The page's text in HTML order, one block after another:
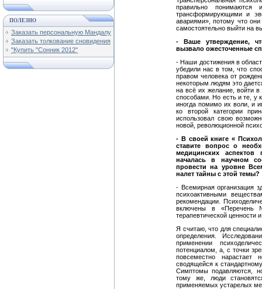
ПОЛЕЗНО
Заказать персональную Мандалу
Заказать толкование сновидения
"Купить "Сонник 2012"
правильно понимаются
трансформирующими и
авариями», потому что
самостоятельно выйти на
- Ваше утверждение,
вызвало ожесточенные
- Наши достижения в
убедили нас в том, что
правом человека от
некоторым людям это
на всё их желание, войти
способами. Но есть и те, у
иногда помимо их воли, и
ко второй категории
использовал свою
новой, революционной
- В своей книге «
ставите вопрос о
медицинских
началась в научном
провести на уровне
налет тайны с этой темы?
- Всемирная организация
психоактивными
рекомендации.
включены в «Перечень
терапевтической ценности
Я считаю, что для
определения.
применении
потенциалом, а, с точки
повсеместно нарастает
сводящейся к
Симптомы подавляются,
тому же, люди
применяемых устарелых